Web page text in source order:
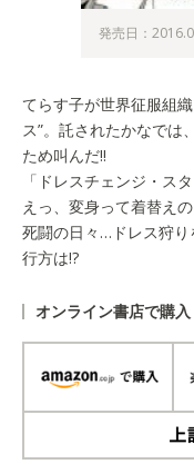
発売日：
てらす子が世界征服組
ス”。託されたかなでは
ため叫んだ!!
「ドレスチェンジ・スタ
えっ、変身って着替え
死闘の日々…ドレス狩
行方は!?
オンライン書店で購入